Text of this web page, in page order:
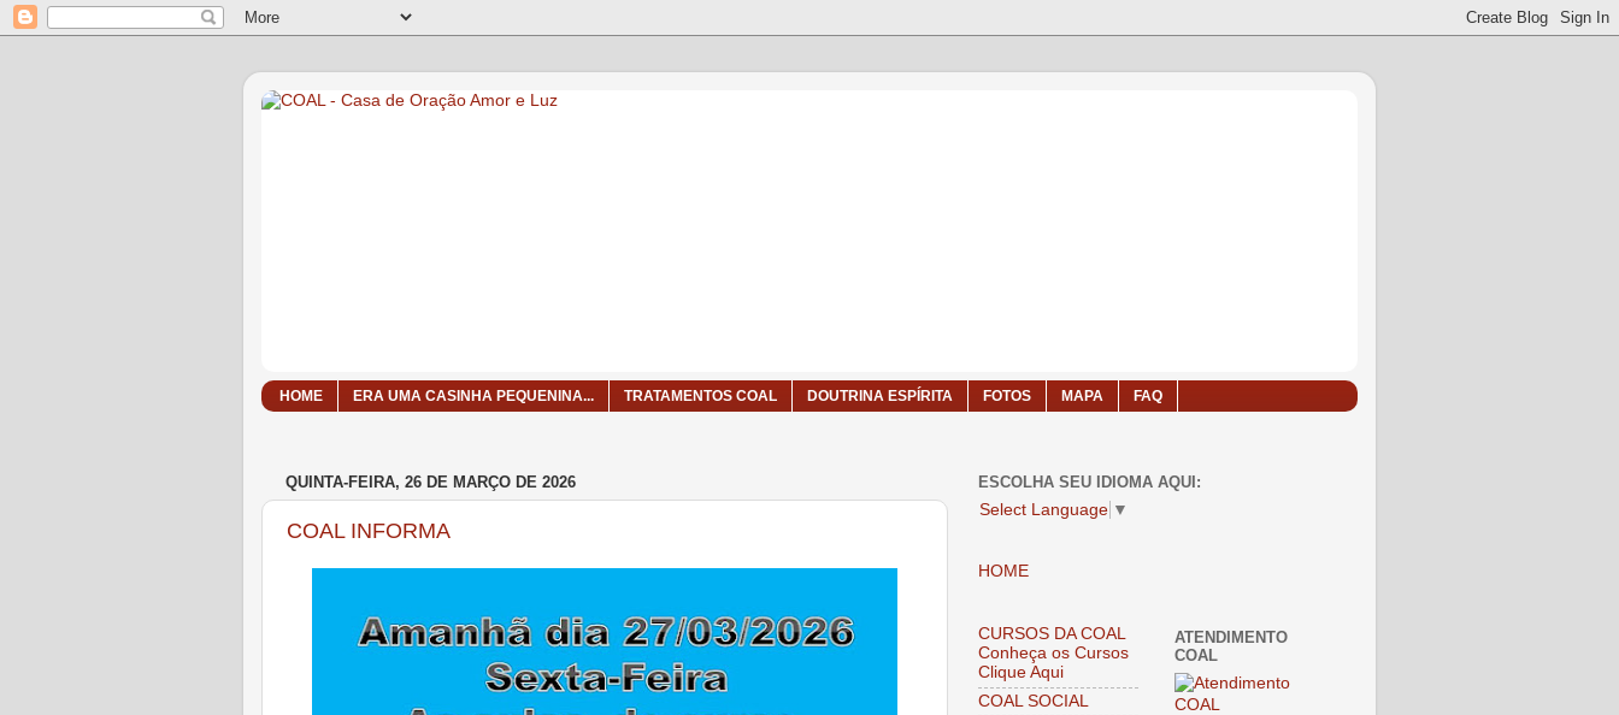
HOME ERA UMA CASINHA PEQUENINA... TRATAMENTOS COAL DOUTRINA ESPÍRITA FOTOS MAPA FAQ
QUINTA-FEIRA, 26 DE MARÇO DE 2026
COAL INFORMA
ESCOLHA SEU IDIOMA AQUI:
Select Language ▼
HOME
CURSOS DA COAL
Conheça os Cursos
Clique Aqui
COAL SOCIAL
ATENDIMENTO
COAL